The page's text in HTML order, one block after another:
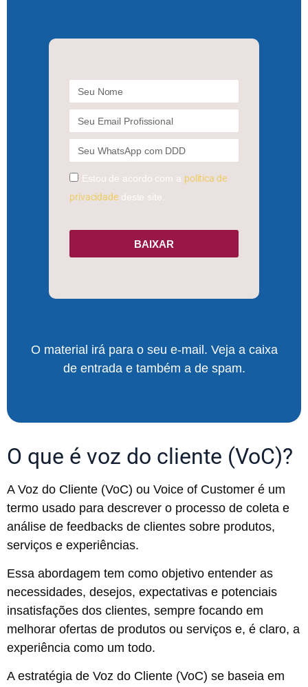
Estou de acordo com a política de
privacidadedeste site.
BAIXAR
O material irá para o seu e-mail. Veja a caixa
de entrada e também a de spam.
O que é voz do cliente (VoC)?
A Voz do Cliente (VoC) ou Voice of Customer é um
termo usado para descrever o processo de coleta e
análise de feedbacks de clientes sobre produtos,
serviços e experiências.
Essa abordagem tem como objetivo entender as
necessidades, desejos, expectativas e potenciais
insatisfações dos clientes, sempre focando em
melhorar ofertas de produtos ou serviços e, é claro, a
experiência como um todo.
A estratégia de Voz do Cliente (VoC) se baseia em